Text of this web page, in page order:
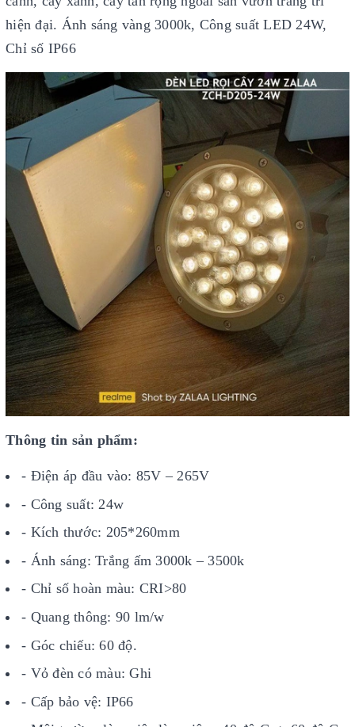
hiện đại. Ánh sáng vàng 3000k, Công suất LED 24W,
Chỉ số IP66
Thông tin sản phẩm:
- Điện áp đầu vào: 85V – 265V
- Công suất: 24w
- Kích thước: 205*260mm
- Ánh sáng: Trắng ấm 3000k – 3500k
- Chỉ số hoàn màu: CRI>80
- Quang thông: 90 lm/w
- Góc chiếu: 60 độ.
- Vỏ đèn có màu: Ghi
- Cấp bảo vệ: IP66